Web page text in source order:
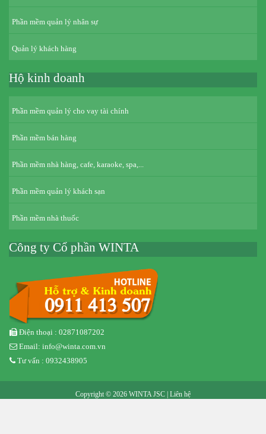
Phần mềm quản lý nhân sự
Quản lý khách hàng
Hộ kinh doanh
Phần mềm quản lý cho vay tài chính
Phần mềm bán hàng
Phần mềm nhà hàng, cafe, karaoke, spa,...
Phần mềm quản lý khách sạn
Phần mềm nhà thuốc
Công ty Cổ phần WINTA
Điện thoại : 02871087202
Email: info@winta.com.vn
Tư vấn : 0932438905
Copyright © 2026 WINTA JSC | Liên hệ